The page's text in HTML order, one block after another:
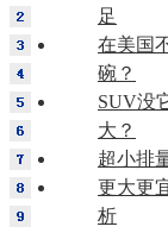
足
在美国
碗？
SUV没
大？
超小排
更大更
析